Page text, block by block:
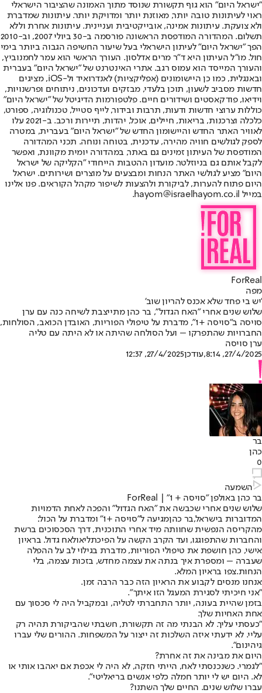
"ישראל היום" הוא גוף תקשורת שנוסד מתוך האמונה שהציבור הישראלי
ראוי לעיתונות טובה יותר, מאוזנת יותר ומדויקת יותר. עיתונות שמדברת
ולא צועקת. עיתונות אמינה, אובייקטיבית ועניינית. עיתונות אחרת וללא
תשלום. המהדורה המודפסת הראשונה פורסמה ב-30 ביולי 2007, וב-2010
הפך "ישראל היום" לעיתון הישראלי בעל שיעור החשיפה הגבוה ביותר בימי
חול. מו"ל העיתון היא ד"ר מרים אדלסון. העורך הראשי הוא עמר לחמנוביץ,
והעורך המייסד הוא עמוס רגב. אתרי האינטרנט של "ישראל היום" בעברית
ובאנגלית, כמו כן היישומונים (אפליקציות) לאנדרואיד ול-iOS, מציגים
חדשות מסביב לשעון, תוכן בלעדי, מבזקים ועדכונים, ניתוחים ופרשנויות,
וידיאו, פודקאסטים ושידורים חיים. פלטפורמות הדיגיטל של "ישראל היום"
כוללות ערוצי חדשות ודעות, תרבות ובידור, לייף סטייל, טכנולוגיה, ספורט,
כלכלה וצרכנות, בריאות, חיילים, אוכל, יהדות, תיירות ורכב. ב-2021 עלו
לאוויר האתר החדש והיישומון החדש של "ישראל היום" בעברית, במטרה
לספק לגולשים חוויה מהירה, עדכנית, בטוחה ונוחה. תכני המהדורה
המודפסת של העיתון זמינים גם באתר, במהדורה יומית מקוונת, ואפשר
לקבל אותם גם בניוזלטר. מועדון ההטבות הייחודי "הקליקה של ישראל
היום" מציע לגולשי האתר הנחות ומבצעים על מוצרים ושירותים. ישראל
היום פתוח להערות, לביקורת ולהצעות לשיפור מקהל הקוראים. פנו אלינו
במייל hayom@israelhayom.co.il.
ForReal
מפה
'יש בי פחד שלא אכנס להריון שוב'
שלוש שנים אחרי "האח הגדול", בר כהן מתייצבת לשיחה כנה עם ערן
סויסה ב"סויסה +1", מדברת על טיפולי הפוריות, האובדן הכואב, הסולחות,
החברויות שהתפרקו – ועל הסולחה שהיתה או לא היתה עם טליה
ערן סויסה
27/4/2025, 8:14
,עודכן27/4/2025, 12:37
בר
כהן
0
השמעה
בר כהן באולפן "סויסה + 1" | ForReal
שלוש שנים אחרי שכבשה את "האח הגדול" והפכה לאחת הדמויות
המדוברות בישראל,בר כהן
מגיעה ל"סויסה +1" ומדברת על הכול:
מהקריסה הנפשית שחוותה מיד אחרי התוכנית, דרך הסכסוכים ברשת
והחברות שהתפוגגו, ועד הקרב הקשה על הפיכתליאולאח גדול. בראיון
אישי, כהן חושפת את טיפולי הפוריות, מדברת בגילוי לב על ההפלה
שעברה – ומספרת איך בנתה את עצמה מחדש, בזכות עצמה, בלי
הנחות.צפו בראיון המלא.
אנחנו מנסים לקבוע את הראיון הזה כבר הרבה זמן.
"אני חיכיתי לסגירת המעגל הזו איתך".
בזמן שהיית בעונה, יותר התחברתי לטליה, ובמקביל היה לי סכסוך עם
אחת האחיות שלך.
"כעסתי עליך. לא הבנתי מה זה תקשורת, חשבתי שהביקורת תהיה רק
עליי. לא ידעתי איזה השלכות זה ייצור על המשפחות. ההורים שלי עברו
גיהינום".
היום את מבינה את זה אחרת?
"לגמרי. כשנכנסתי לאח, הייתי חזקה, לא היה לי אכפת אם יאהבו אותי או
לא. היום יש לי יותר חמלה כלפי אנשים בריאליטי".
עברו שלוש שנים. החיים שלך השתנו?